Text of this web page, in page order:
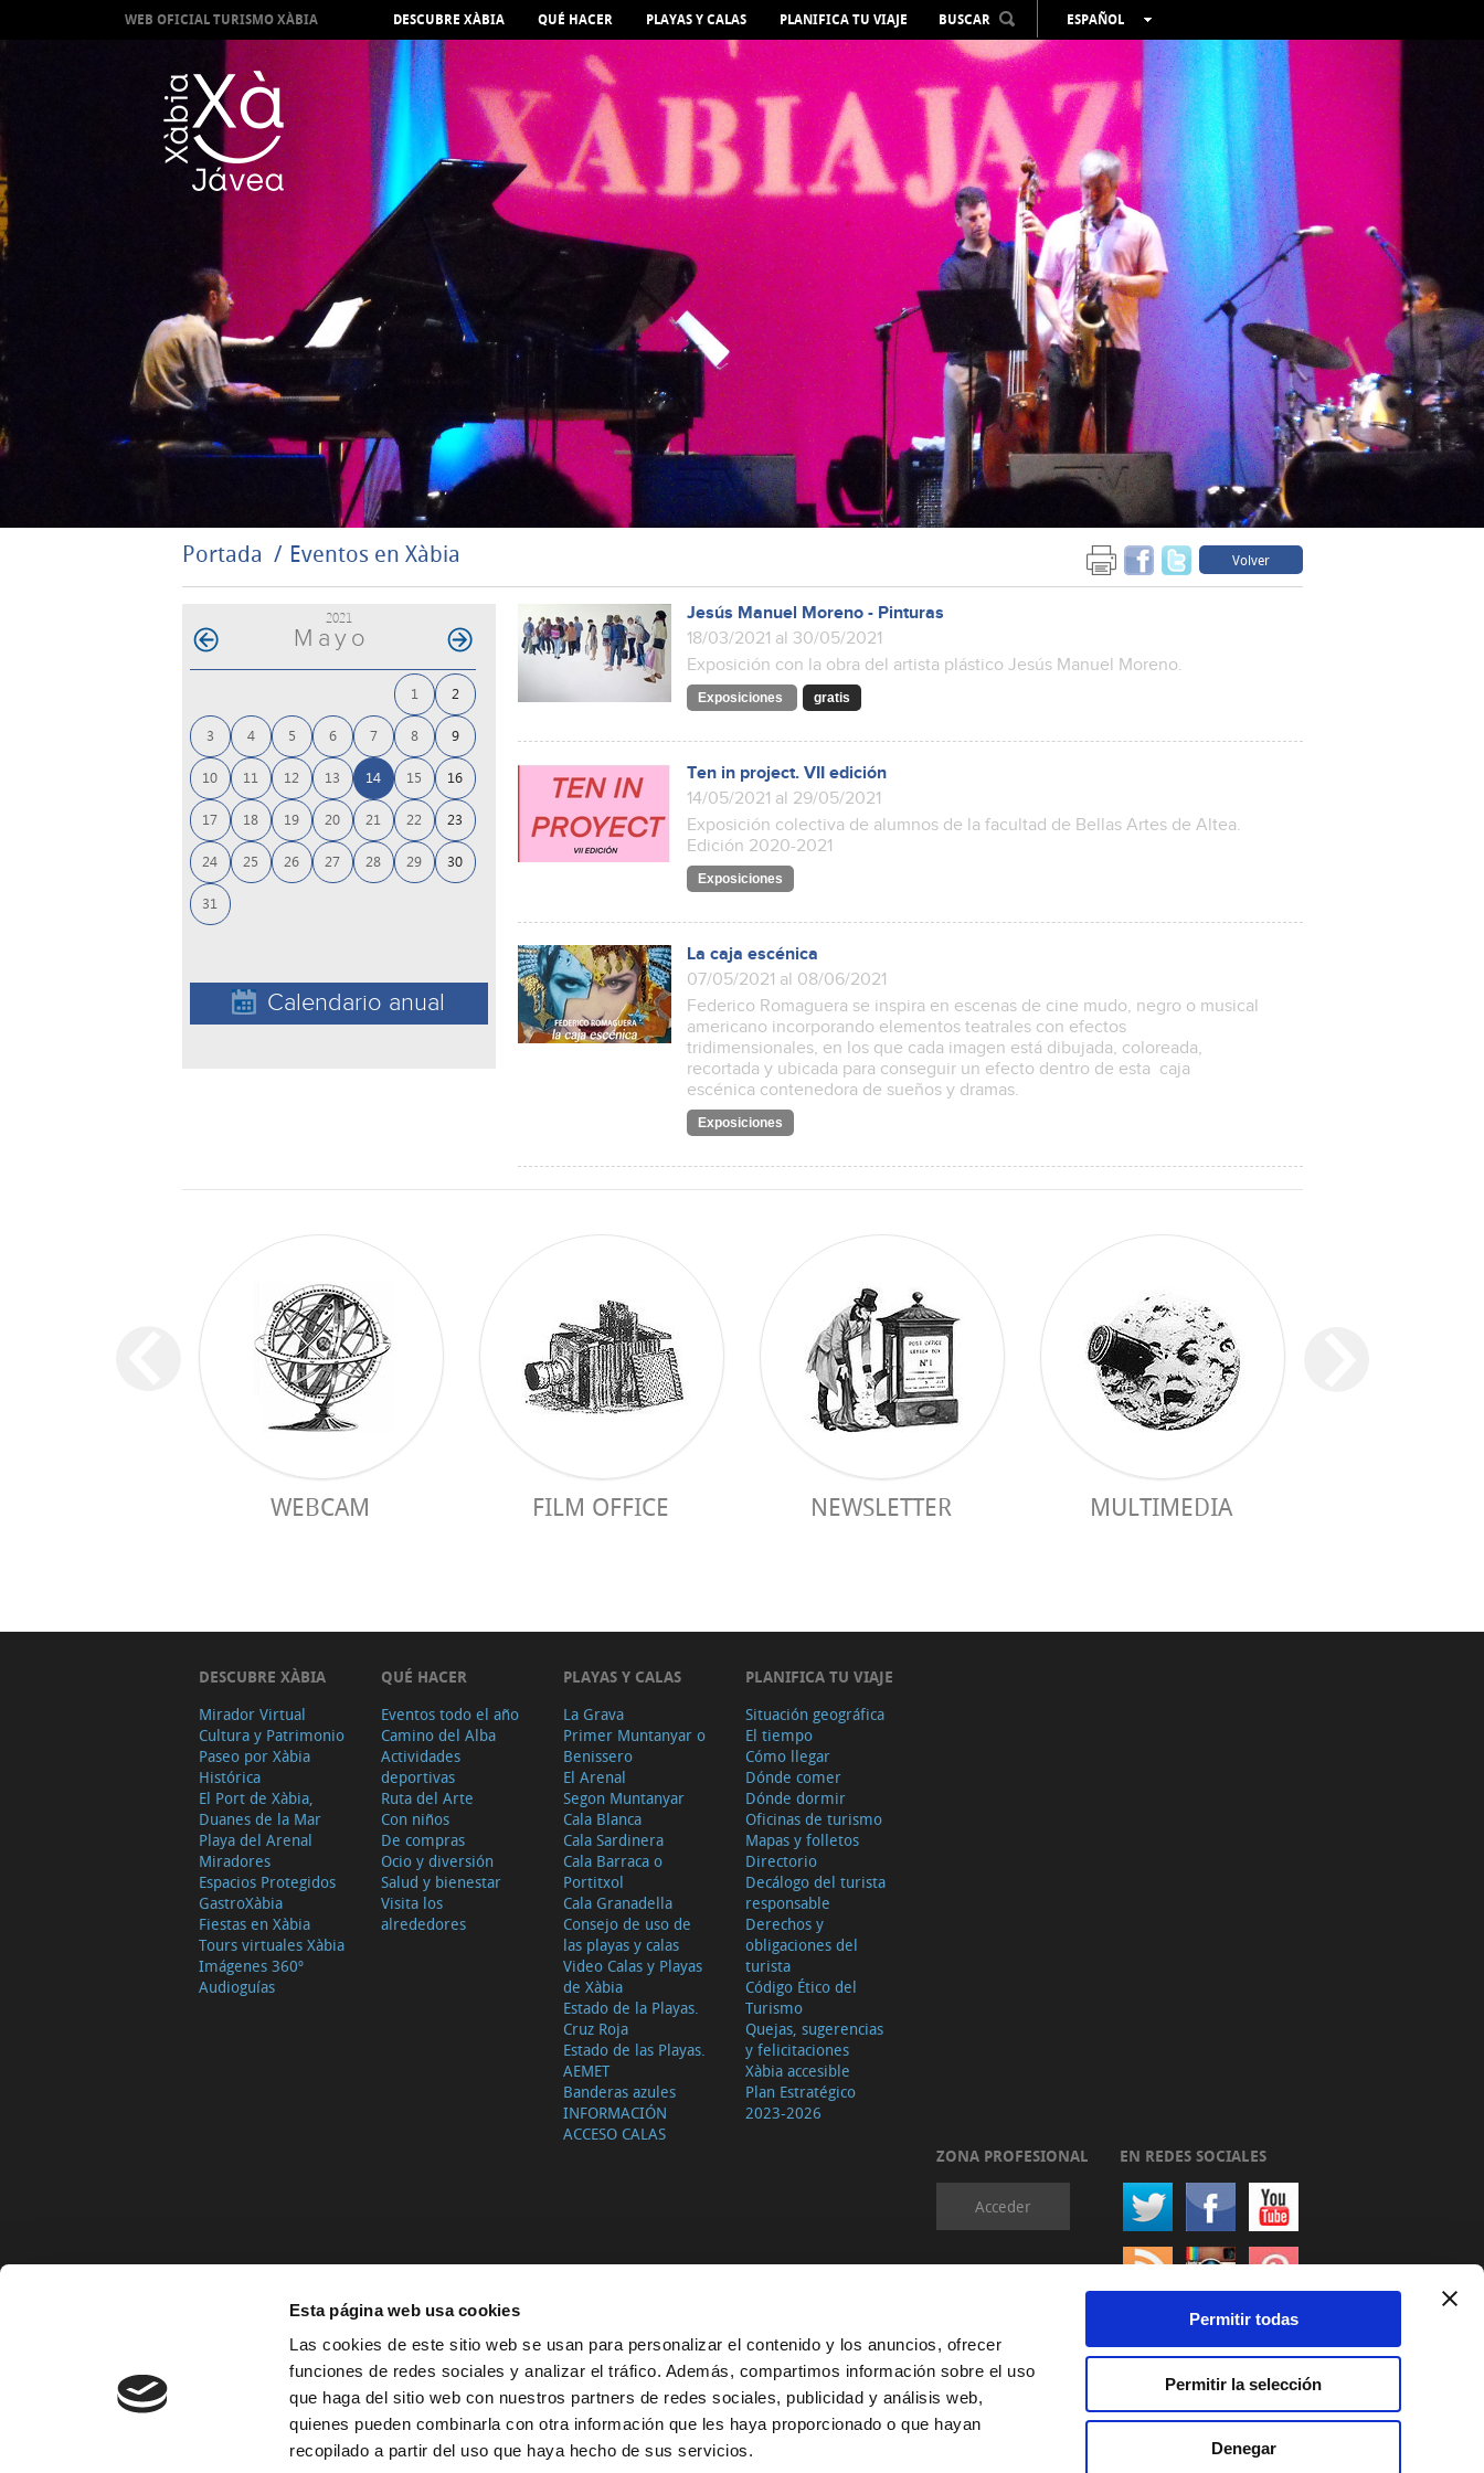
Esta página web usa cookies
Las cookies de este sitio web se usan para personalizar el contenido y los anuncios, ofrecer
funciones de redes sociales y analizar el tráfico. Además, compartimos información sobre el uso
que haga del sitio web con nuestros partners de redes sociales, publicidad y análisis web,
quienes pueden combinarla con otra información que les haya proporcionado o que hayan
recopilado a partir del uso que haya hecho de sus servicios.
Permitir todas
Permitir la selección
Denegar
WEB OFICIAL TURISMO XÀBIA DESCUBRE XÀBIA QUÉ HACER PLAYAS Y CALAS PLANIFICA TU VIAJE BUSCAR
ESPAÑOL
VALENCIÀ
ENGLISH
FRANÇAIS
DEUTSCH
РУССКИЙ
Portada Eventos en Xàbia Volver
2021
Mayo
1 2
3 4 5 6 7 8 9
10 11 12 13 14 15 16
17 18 19 20 21 22 23
24 25 26 27 28 29 30
31
Calendario anual
Jesús Manuel Moreno - Pinturas
18/03/2021 al 30/05/2021
Exposición con la obra del artista plástico Jesús Manuel Moreno.
Exposiciones gratis
Ten in project. VII edición
14/05/2021 al 29/05/2021
Exposición colectiva de alumnos de la facultad de Bellas Artes de Altea.
Edición 2020-2021
Exposiciones
La caja escénica
07/05/2021 al 08/06/2021
Federico Romaguera se inspira en escenas de cine mudo, negro o musical
americano incorporando elementos teatrales con efectos
tridimensionales, en los que cada imagen está dibujada, coloreada,
recortada y ubicada para conseguir un efecto dentro de esta caja
escénica contenedora de sueños y dramas.
Exposiciones
WEBCAM FILM OFFICE NEWSLETTER MULTIMEDIA
DESCUBRE XÀBIA
Mirador Virtual
Cultura y Patrimonio
Paseo por Xàbia
Histórica
El Port de Xàbia,
Duanes de la Mar
Playa del Arenal
Miradores
Espacios Protegidos
GastroXàbia
Fiestas en Xàbia
Tours virtuales Xàbia
Imágenes 360º
Audioguías
QUÉ HACER
Eventos todo el año
Camino del Alba
Actividades
deportivas
Ruta del Arte
Con niños
De compras
Ocio y diversión
Salud y bienestar
Visita los
alrededores
PLAYAS Y CALAS
La Grava
Primer Muntanyar o
Benissero
El Arenal
Segon Muntanyar
Cala Blanca
Cala Sardinera
Cala Barraca o
Portitxol
Cala Granadella
Consejo de uso de
las playas y calas
Video Calas y Playas
de Xàbia
Estado de la Playas.
Cruz Roja
Estado de las Playas.
AEMET
Banderas azules
INFORMACIÓN
ACCESO CALAS
PLANIFICA TU VIAJE
Situación geográfica
El tiempo
Cómo llegar
Dónde comer
Dónde dormir
Oficinas de turismo
Mapas y folletos
Directorio
Decálogo del turista
responsable
Derechos y
obligaciones del
turista
Código Ético del
Turismo
Quejas, sugerencias
y felicitaciones
Xàbia accesible
Plan Estratégico
2023-2026
ZONA PROFESIONAL
Acceder
EN REDES SOCIALES
Protección de datos·Configurar cookies